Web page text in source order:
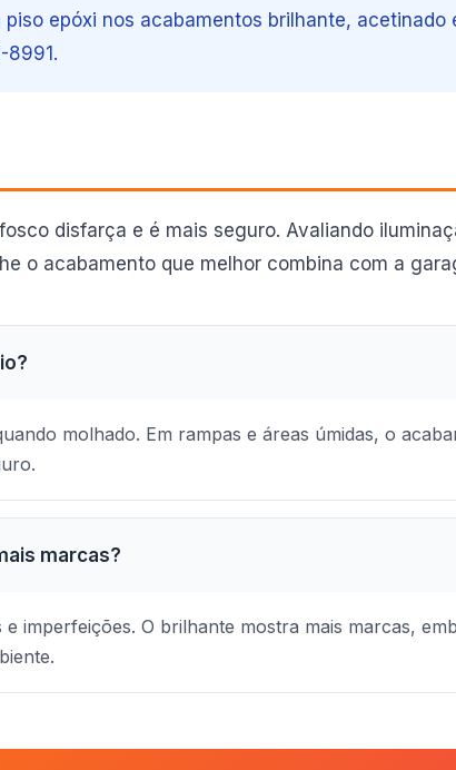
piso epóxi nos acabamentos brilhante, acetinado
8991.
disfarça e é mais seguro. Avaliando
o acabamento que melhor combina com a
molhado. Em rampas e áreas úmidas, o
marcas?
imperfeições. O brilhante mostra mais marcas,